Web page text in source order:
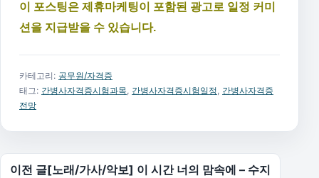
이 포스팅은 제휴마케팅이 포함된 광고로 일정 커미
션을 지급받을 수 있습니다.
카테고리: 공무원/자격증
태그: 간병사자격증시험과목, 간병사자격증시험일정, 간병사자격증
전망
글 탐색
이전 글[노래/가사/악보] 이 시간 너의 맘속에 – 수지